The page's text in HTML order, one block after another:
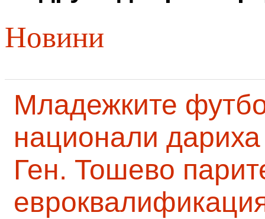
Новини
Младежките
национали
Ген. Тошево